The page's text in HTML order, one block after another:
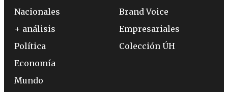
Nacionales
+ análisis
Política
Economía
Mundo
Brand Voice
Empresariales
Colección ÚH